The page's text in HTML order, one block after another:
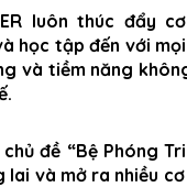
luôn thúc đẩy
học tập đến với
và tiềm năng
đề “Bệ Phóng
lai và mở ra nhiều